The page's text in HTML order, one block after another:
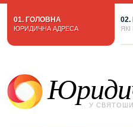
01. ГОЛОВНА
ЮРИДИЧНА АДРЕСА
У